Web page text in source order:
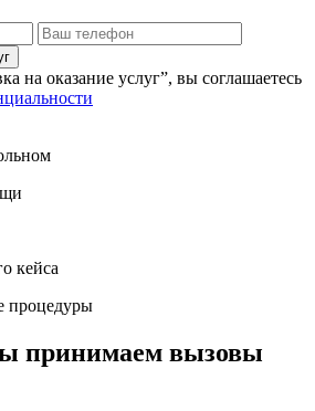
на оказание услуг”, вы соглашаетесь
процедуры
принимаем вызовы